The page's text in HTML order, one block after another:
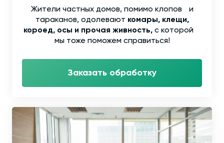
Жители частных домов, помимо клопов и
тараканов, одолевают комары, клещи,
короед, осы и прочая живность, с которой
мы тоже поможем справиться!
Заказать обработку